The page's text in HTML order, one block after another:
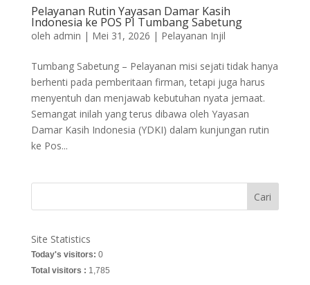
Pelayanan Rutin Yayasan Damar Kasih
Indonesia ke POS PI Tumbang Sabetung
oleh admin | Mei 31, 2026 | Pelayanan Injil
Tumbang Sabetung – Pelayanan misi sejati tidak hanya
berhenti pada pemberitaan firman, tetapi juga harus
menyentuh dan menjawab kebutuhan nyata jemaat.
Semangat inilah yang terus dibawa oleh Yayasan
Damar Kasih Indonesia (YDKI) dalam kunjungan rutin
ke Pos...
Cari
Site Statistics
Today's visitors: 0
Total visitors : 1,785